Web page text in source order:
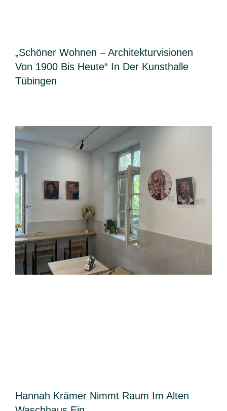
„Schöner Wohnen – Architekturvisionen
Von 1900 Bis Heute“ In Der Kunsthalle
Tübingen
Hannah Krämer Nimmt Raum Im Alten